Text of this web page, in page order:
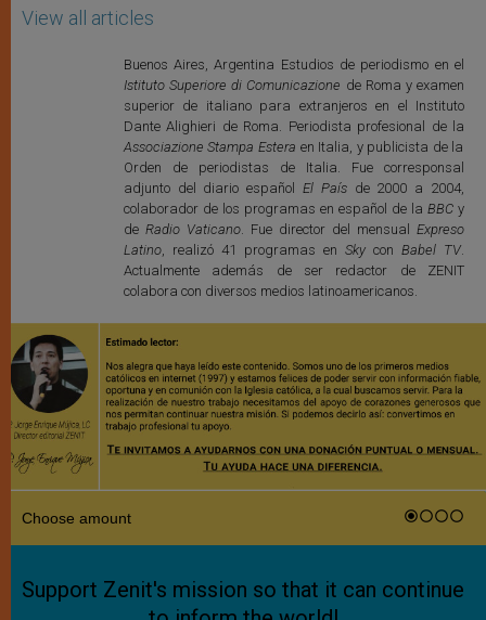
View all articles
Buenos Aires, Argentina Estudios de periodismo en el
Istituto Superiore di Comunicazione de Roma y examen
superior de italiano para extranjeros en el Instituto
Dante Alighieri de Roma. Periodista profesional de la
Associazione Stampa Estera en Italia, y publicista de la
Orden de periodistas de Italia. Fue corresponsal
adjunto del diario españolEl Paísde 2000 a 2004,
colaborador de los programas en español de la BBCy
de Radio Vaticano. Fue director del mensualExpreso
Latino, realizó 41 programas en Skycon Babel TV.
Actualmente además de ser redactor de ZENIT
colabora con diversos medios latinoamericanos.